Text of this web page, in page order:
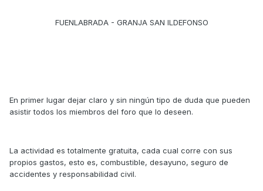
FUENLABRADA - GRANJA SAN ILDEFONSO
En primer lugar dejar claro y sin ningún tipo de duda que pueden
asistir todos los miembros del foro que lo deseen.
La actividad es totalmente gratuita, cada cual corre con sus
propios gastos, esto es, combustible, desayuno, seguro de
accidentes y responsabilidad civil.